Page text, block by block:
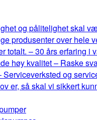
og pålitelighet skal
produsenter over hele
totalt. – 30 års erfaring
høy kvalitet – Raske
og
er, så skal vi sikkert